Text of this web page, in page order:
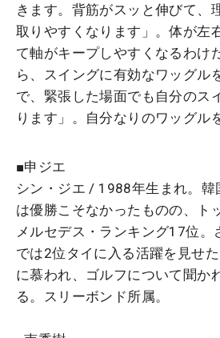
きます。背筋がスッと伸びて、
取りやすくなります」。体が左
て軸がキープしやすくなるわけ
ら、スイングに有効なワッグル
で、緊張した場面でも自分のス
ります」。自分なりのワッグル
■申ジエ
シン・ジエ / 1988年生まれ。 韓
は優勝こそなかったものの、ト
メルセデス・ランキング17位。
では2位タイに入る活躍を見せ
に慕われ、ゴルフについて聞か
る。スリーボンド所属。